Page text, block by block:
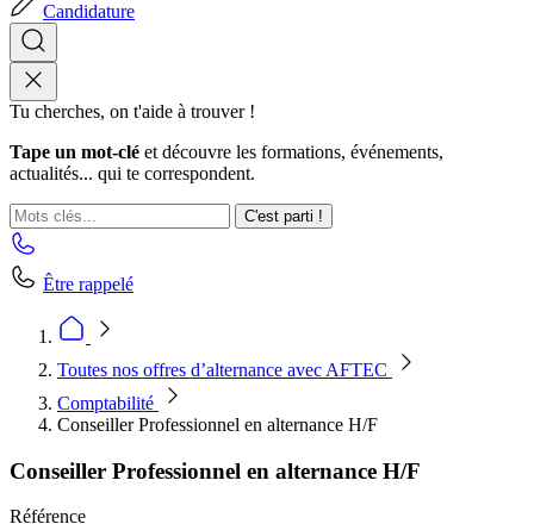
Candidature
Tu cherches, on t'aide à trouver !
Tape un mot-clé et découvre les formations, événements,
actualités... qui te correspondent.
C'est parti !
Être rappelé
Toutes nos offres d’alternance avec AFTEC
Comptabilité
Conseiller Professionnel en alternance H/F
Conseiller Professionnel en alternance H/F
Référence